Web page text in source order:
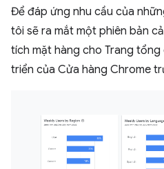
Để đáp ứng nhu cầu của
tôi sẽ ra mắt một phiên bản
tích mặt hàng cho Trang
triển của Cửa hàng Chrome